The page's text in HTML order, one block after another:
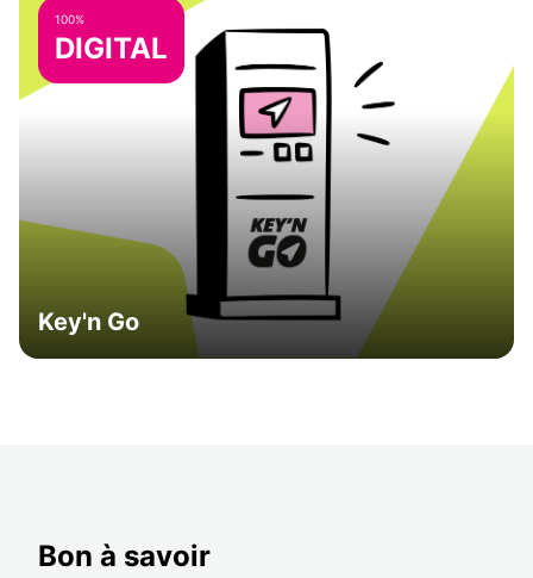
100%
DIGITAL
Key'n Go
Bon à savoir